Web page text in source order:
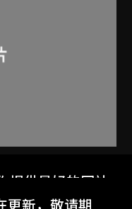
of
提供最好的网站
更新，敬请期